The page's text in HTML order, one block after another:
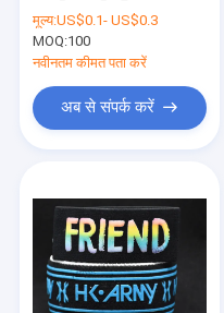
मूल्य:US$0.1- US$0.3
MOQ:100
नवीनतम कीमत पता करें
अब से संपर्क करें